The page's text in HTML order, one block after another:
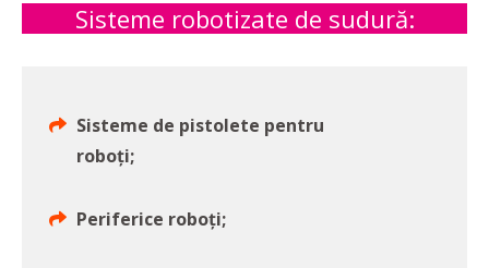
Sisteme robotizate de sudură:
Sisteme de pistolete pentru
roboţi;
Periferice roboţi;